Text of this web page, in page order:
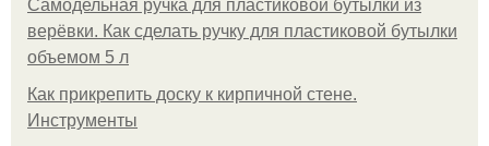
Самодельная ручка для пластиковой бутылки из
верёвки. Как сделать ручку для пластиковой бутылки
объемом 5 л
Как прикрепить доску к кирпичной стене.
Инструменты